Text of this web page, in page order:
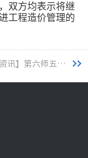
双方均表示将继
工程造价管理的
【活动资讯】第六师五家渠市招投标领域专项业务培训班顺利召开